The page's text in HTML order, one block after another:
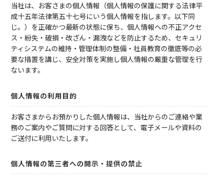
当社は、お客さまの個人情報（個人情報の保護に関する法律平
成十五年法律第五十七号にいう個人情報を指します。以下同
じ。）を正確かつ最新の状態に保ち、個人情報への不正アクセ
ス・紛失・破損・改ざん・漏洩などを防止するため、セキュリ
ティシステムの維持・管理体制の整備・社員教育の徹底等の必
要な措置を講じ、安全対策を実施し個人情報の厳重な管理を行
ないます。
個人情報の利用目的
お客さまからお預かりした個人情報は、当社からのご連絡や業
務のご案内やご質問に対する回答として、電子メールや資料の
ご送付に利用いたします。
個人情報の第三者への開示・提供の禁止